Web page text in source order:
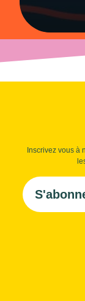
Inscrivez vous à